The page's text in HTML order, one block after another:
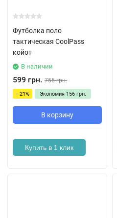
Футболка поло
тактическая CoolPass
койот
В наличии
599 грн. 755 грн.
- 21% Экономия 156 грн.
В корзину
Купить в 1 клик